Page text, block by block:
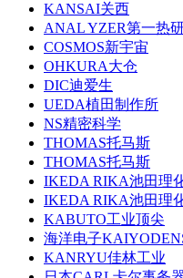
KANSAI关西
ANAL YZER第一热
COSMOS新宇宙
OHKURA大仓
DIC迪爱生
UEDA植田制作所
NS精密科学
THOMAS托马斯
THOMAS托马斯
IKEDA RIKA池田理
IKEDA RIKA池田理
KABUTO工业顶尖
海洋电子
KANRYU佳林工业